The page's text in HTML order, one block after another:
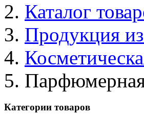
Каталог
Продукция
Категории товаров